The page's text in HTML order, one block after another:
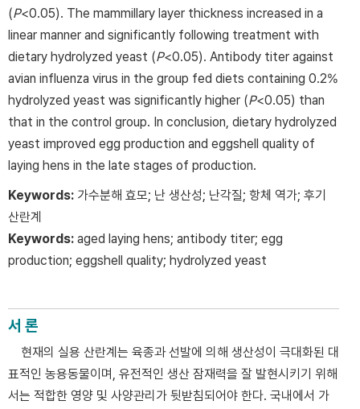
(P<0.05). The mammillary layer thickness increased in a
linear manner and significantly following treatment with
dietary hydrolyzed yeast (P<0.05). Antibody titer against
avian influenza virus in the group fed diets containing 0.2%
hydrolyzed yeast was significantly higher (P<0.05) than
that in the control group. In conclusion, dietary hydrolyzed
yeast improved egg production and eggshell quality of
laying hens in the late stages of production.
Keywords: 가수분해 효모; 난 생산성; 난각질; 항체 역가; 후기
산란계
Keywords: aged laying hens; antibody titer; egg
production; eggshell quality; hydrolyzed yeast
서 론
현재의 실용 산란계는 육종과 선발에 의해 생산성이 극대화된 대
표적인 농용동물이며, 유전적인 생산 잠재력을 잘 발현시키기 위해
서는 적합한 영양 및 사양관리가 뒷받침되어야 한다. 국내에서 가